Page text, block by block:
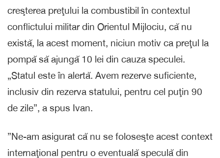
creşterea preţului la combustibil în contextul
conflictului militar din Orientul Mijlociu, că nu
există, la acest moment, niciun motiv ca preţul la
pompă să ajungă 10 lei din cauza speculei.
„Statul este în alertă. Avem rezerve suficiente,
inclusiv din rezerva statului, pentru cel puţin 90
de zile”, a spus Ivan.
”Ne-am asigurat că nu se foloseşte acest context
internaţional pentru o eventuală speculă din